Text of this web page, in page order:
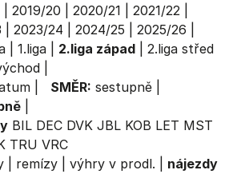
2019/20 2020/21 2021/22
2023/24 2024/25 2025/26
1.liga 2.liga západ
2.liga střed
SMĚR: sestupně
BIL DEC DVK JBL KOB LET MST
TRU VRC
remízy výhry v prodl.
nájezdy